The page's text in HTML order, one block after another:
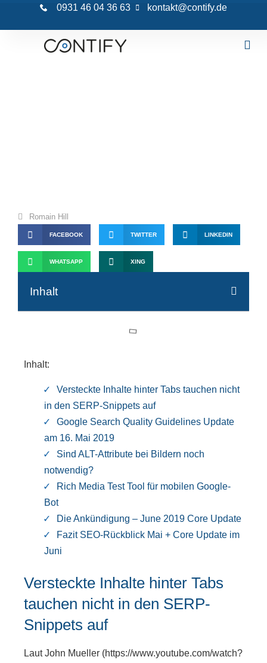
0931 46 04 36 63 kontakt@contify.de
Romain Hill
FACEBOOK TWITTER LINKEDIN
WHATSAPP XING
Inhalt
Inhalt:
Versteckte Inhalte hinter Tabs tauchen nicht
in den SERP-Snippets auf
Google Search Quality Guidelines Update
am 16. Mai 2019
Sind ALT-Attribute bei Bildern noch
notwendig?
Rich Media Test Tool für mobilen Google-
Bot
Die Ankündigung – June 2019 Core Update
Fazit SEO-Rückblick Mai + Core Update im
Juni
Versteckte Inhalte hinter Tabs
tauchen nicht in den SERP-
Snippets auf
Laut John Mueller (https://www.youtube.com/watch?